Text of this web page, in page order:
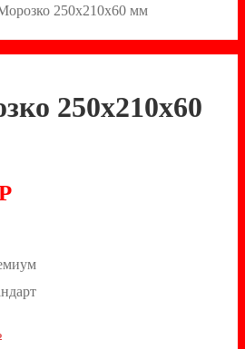
250х210х60 мм
250х210х60